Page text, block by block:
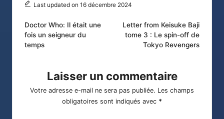
Last updated on 16 décembre 2024
Post
navigation
Doctor Who: Il était une
fois un seigneur du
temps
Letter from Keisuke Baji
tome 3 : Le spin-off de
Tokyo Revengers
Laisser un commentaire
Votre adresse e-mail ne sera pas publiée. Les champs
obligatoires sont indiqués avec *